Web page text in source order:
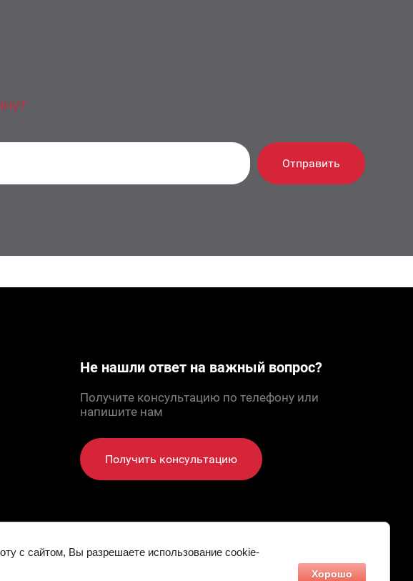
Отправить
Не нашли ответ на важный вопрос?
Получите консультацию по телефону или
напишите нам
Получить консультацию
с сайтом, Вы разрешаете использование cookie-
Хорошо